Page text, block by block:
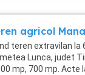
agricol
teren extravilan la
Lunca, judet
mp, 700 mp. Acte